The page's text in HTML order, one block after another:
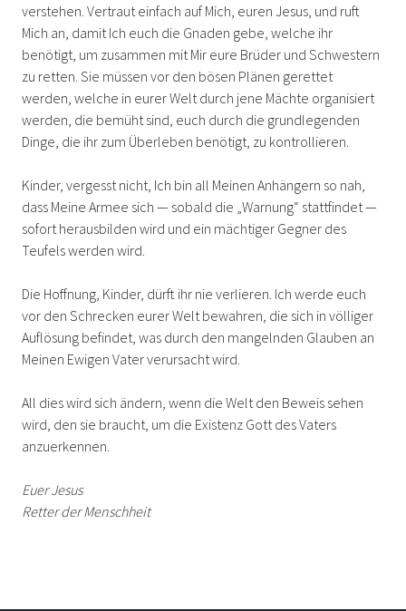
verstehen. Vertraut einfach auf Mich, euren Jesus, und ruft
Mich an, damit Ich euch die Gnaden gebe, welche ihr
benötigt, um zusammen mit Mir eure Brüder und Schwestern
zu retten. Sie müssen vor den bösen Plänen gerettet
werden, welche in eurer Welt durch jene Mächte organisiert
werden, die bemüht sind, euch durch die grundlegenden
Dinge, die ihr zum Überleben benötigt, zu kontrollieren.
Kinder, vergesst nicht, Ich bin all Meinen Anhängern so nah,
dass Meine Armee sich — sobald die „Warnung“ stattfindet —
sofort herausbilden wird und ein mächtiger Gegner des
Teufels werden wird.
Die Hoffnung, Kinder, dürft ihr nie verlieren. Ich werde euch
vor den Schrecken eurer Welt bewahren, die sich in völliger
Auflösung befindet, was durch den mangelnden Glauben an
Meinen Ewigen Vater verursacht wird.
All dies wird sich ändern, wenn die Welt den Beweis sehen
wird, den sie braucht, um die Existenz Gott des Vaters
anzuerkennen.
Euer Jesus
Retter der Menschheit